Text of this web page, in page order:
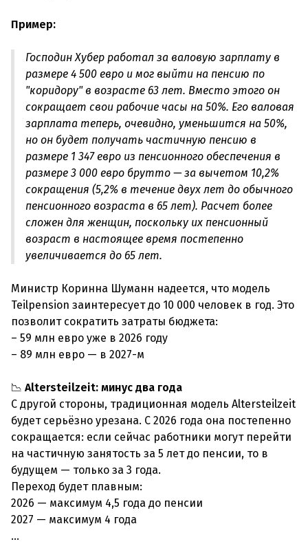
Пример:
Господин Хубер работал за валовую зарплату в
размере 4 500 евро и мог выйти на пенсию по
"коридору" в возрасте 63 лет. Вместо этого он
сокращает свои рабочие часы на 50%. Его валовая
зарплата теперь, очевидно, уменьшится на 50%,
но он будет получать частичную пенсию в
размере 1 347 евро из пенсионного обеспечения в
размере 3 000 евро брутто — за вычетом 10,2%
сокращения (5,2% в течение двух лет до обычного
пенсионного возраста в 65 лет). Расчет более
сложен для женщин, поскольку их пенсионный
возраст в настоящее время постепенно
увеличивается до 65 лет.
Министр Коринна Шуманн надеется, что модель
Teilpension заинтересует до 10 000 человек в год. Это
позволит сократить затраты бюджета:
– 59 млн евро уже в 2026 году
– 89 млн евро — в 2027-м
📉 Altersteilzeit: минус два года
С другой стороны, традиционная модель Altersteilzeit
будет серьёзно урезана. С 2026 года она постепенно
сокращается: если сейчас работники могут перейти
на частичную занятость за 5 лет до пенсии, то в
будущем — только за 3 года.
Переход будет плавным:
2026 — максимум 4,5 года до пенсии
2027 — максимум 4 года
…